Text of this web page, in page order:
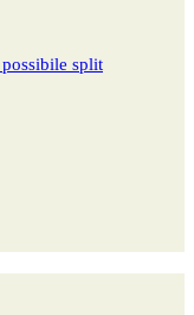
split